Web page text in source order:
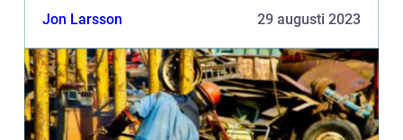
olika typer och det finns en mängd olika tillgångar
Jon Larsson 29 augusti 2023